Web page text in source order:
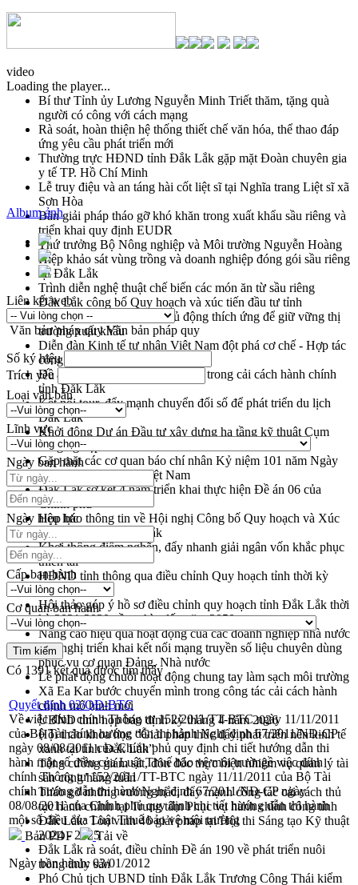
video
Loading the player...
Bí thư Tỉnh ủy Lương Nguyễn Minh Triết thăm, tặng quà
người có công với cách mạng
Rà soát, hoàn thiện hệ thống thiết chế văn hóa, thể thao đáp
ứng yêu cầu phát triển mới
Thường trực HĐND tỉnh Đắk Lắk gặp mặt Đoàn chuyên gia
y tế TP. Hồ Chí Minh
Lễ truy điệu và an táng hài cốt liệt sĩ tại Nghĩa trang Liệt sĩ xã
Sơn Hòa
Bàn giải pháp tháo gỡ khó khăn trong xuất khẩu sầu riêng và
triển khai quy định EUDR
Thứ trưởng Bộ Nông nghiệp và Môi trường Nguyễn Hoàng
Hiệp khảo sát vùng trồng và doanh nghiệp đóng gói sầu riêng
tại Đắk Lắk
Trình diễn nghệ thuật chế biến các món ăn từ sầu riêng
Đắk Lắk công bố Quy hoạch và xúc tiến đầu tư tỉnh
Ngành cá ngừ Đắk Lắk chủ động thích ứng để giữ vững thị
trường xuất khẩu
Diễn đàn Kinh tế tư nhân Việt Nam đột phá cơ chế - Hợp tác
công tư
Đề án 06 tạo bước ngoặt đột phá trong cải cách hành chính
tỉnh Đắk Lắk
Kết nối tour, đẩy mạnh chuyển đổi số để phát triển du lịch
Đắk Lắk
Khởi động Dự án Đầu tư xây dựng hạ tầng kỹ thuật Cụm
công nghiệp Tân Tiến
Gặp mặt các cơ quan báo chí nhân Kỷ niệm 101 năm Ngày
Báo chí Cách mạng Việt Nam
Đắk Lắk sơ kết 4 năm triển khai thực hiện Đề án 06 của
Chính phủ
Họp báo thông tin về Hội nghị Công bố Quy hoạch và Xúc
tiến đầu tư tỉnh Đắk Lắk
Khơi thông điểm nghẽn, đẩy nhanh giải ngân vốn khắc phục
thiên tai
HĐND tỉnh thông qua điều chỉnh Quy hoạch tỉnh thời kỳ
2021-2030
Hội thảo góp ý hồ sơ điều chỉnh quy hoạch tỉnh Đắk Lắk thời
kỳ 2021-2030, tầm nhìn đến năm 2050
Nâng cao hiệu quả hoạt động của các doanh nghiệp nhà nước
Hội nghị triển khai kết nối mạng truyền số liệu chuyên dùng
phục vụ cơ quan Đảng, Nhà nước
Lễ phát động chuỗi hoạt động chung tay làm sạch môi trường
Xã Ea Kar bước chuyển mình trong công tác cải cách hành
chính mô hình mới
UBND tỉnh họp báo định kỳ tháng 4 năm 2026
Hội thảo khoa học “Giải pháp thúc đẩy phát triển nền kinh tế
xanh tại tỉnh Đắk Lắk”
Tăng cường giám sát, đôn đốc thực hiện nhiệm vụ quản lý tài
sản công hàng tuần
Tháo gỡ những vướng mắc, đẩy mạnh công tác cải cách thủ
tục hành chính tại Trung tâm Phục vụ hành chính công tỉnh
Đắk Lắk: Tôn vinh 46 giải pháp tại Hội thi Sáng tạo Kỹ thuật
2024 - 2025
Đắk Lắk rà soát, điều chỉnh Đề án 190 về phát triển nuôi
trồng thủy sản
Phó Chủ tịch UBND tỉnh Đắk Lắk Trương Công Thái kiểm
Album ảnh
Liên kết web
Văn bản pháp quy Văn bản pháp quy
Số ký hiệu
Trích yếu
Loại văn bản
Lĩnh vực
Ngày ban hành
Ngày hiệu lực
Cấp ban hành
Cơ quan ban hành
Có 1391kết quả được tìm thấy
Quyết định 02/QĐ-BTC
Về việc đính chính Thông tư 152/2011/TT-BTC ngày 11/11/2011
của Bộ Tài chính hướng dẫn thi hành Nghị định 67/2011/NĐ-CP
ngày 08/08/2011 của Chính phủ quy định chi tiết hướng dẫn thi
hành một số điều của Luật Thuế bảo vệ môi trườngề việc đính
chính Thông tư 152/2011/TT-BTC ngày 11/11/2011 của Bộ Tài
chính hướng dẫn thi hành Nghị định 67/2011/NĐ-CP ngày
08/08/2011 của Chính phủ quy định chi tiết hướng dẫn thi hành
một số điều của Luật Thuế bảo vệ môi trường
Bản PDF
Tải về
Ngày ban hành:03/01/2012